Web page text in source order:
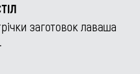
заготовок лаваша